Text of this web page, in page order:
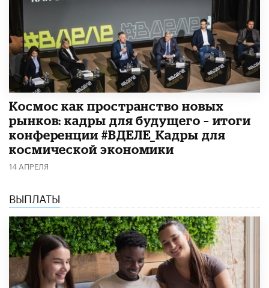
Космос как пространство новых
рынков: кадры для будущего – итоги
конференции #ВДЕЛЕ_Кадры для
космической экономики
14 АПРЕЛЯ
ВЫПЛАТЫ